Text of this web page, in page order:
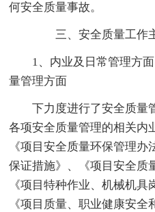
何安全质量事故。
三、安全质量工作
1、内业及日常管理方
量管理方面
下力度进行了安全质量
各项安全质量管理的相关内
《项目安全质量环保管理
保证措施》、《项目安全质
《项目特种作业、机械机具
《项目质量、职业健康安